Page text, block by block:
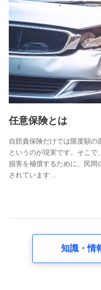
【共同して利用される利用
当社又は株式会社NTTドコ
した、以下の情報などの
基本情報
氏名、電話番号、メー
属性、連絡先、dポイン
報。例として、dポイ
構成、住所、dポイン
含まれます。
当社又は株式会社NTT
又は株式会社NTTドコ
約状態・ご利用履歴イ
る情報、アプリケーシ
購入されたサービスや
する情報、アンケート
の内容、保険料、保険
走行距離などの情報、
任意保険とは
自賠責保険だけでは限度額
というのが現実です。そこ
損害を補償するために、民間
されています…
知識・情